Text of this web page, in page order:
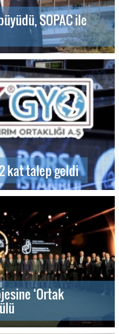
SOPAC ile
kat talep geldi
‘Ortak